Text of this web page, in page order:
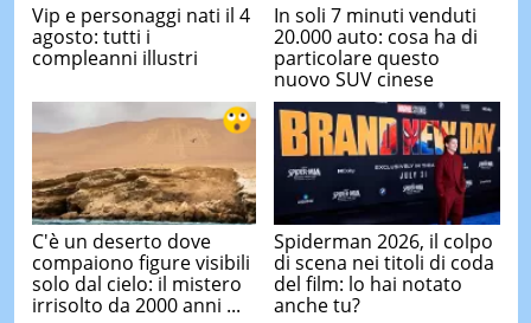
Vip e personaggi nati il 4
agosto: tutti i
compleanni illustri
In soli 7 minuti venduti
20.000 auto: cosa ha di
particolare questo
nuovo SUV cinese
C'è un deserto dove
compaiono figure visibili
solo dal cielo: il mistero
irrisolto da 2000 anni ...
Spiderman 2026, il colpo
di scena nei titoli di coda
del film: lo hai notato
anche tu?